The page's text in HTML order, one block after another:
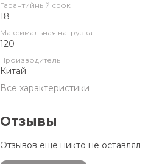
Гарантийный срок
18
Максимальная нагрузка
120
Производитель
Китай
Все характеристики
Отзывы
Отзывов еще никто не оставлял